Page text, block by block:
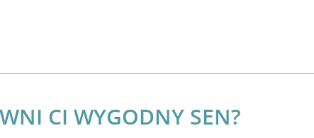
CI WYGODNY SEN?